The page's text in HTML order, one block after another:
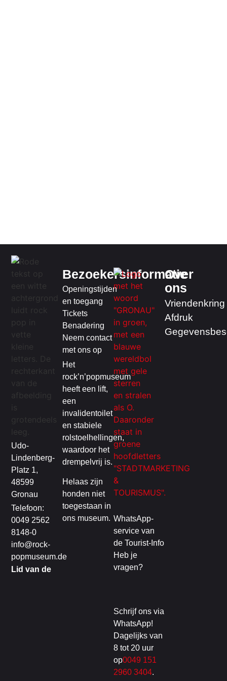
Udo-
Lindenberg-
Platz 1,
48599
Gronau
Telefoon:
0049 2562
8148-0
info@rock-
popmuseum.de
Lid van de
Bezoekersinformatie
Openingstijden
en toegang
Tickets
Benadering
Neem contact
met ons op
Het
rock’n’popmuseum
heeft een lift,
een
invalidentoilet
en stabiele
rolstoelhellingen,
waardoor het
drempelvrij is.
Helaas zijn
honden niet
toegestaan in
ons museum. WhatsApp-
service van
de Tourist-Info
Heb je
vragen?
Schrijf ons via
WhatsApp!
Dagelijks van
8 tot 20 uur
op0049 151
2960 3404.
Over
ons
Vriendenkring
Afdruk